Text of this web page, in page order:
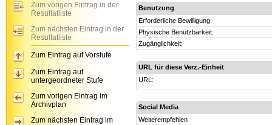
Benutzung
Erforderliche Bewilligung:
Physische Benützbarkeit:
Zugänglichkeit:
URL für diese Verz.-Einheit
URL:
Social Media
Weiterempfehlen
Zum vorigen Eintrag in der
Resultatliste
Zum nächsten Eintrag in der
Resultatliste
Zum Eintrag auf Vorstufe
Zum Eintrag auf
untergeordneter Stufe
Zum vorigen Eintrag im
Archivplan
Zum nächsten Eintrag im